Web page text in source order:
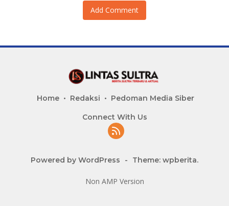
Add Comment
Home Redaksi Pedoman Media Siber
Connect With Us
Powered by WordPress - Theme: wpberita.
Non AMP Version